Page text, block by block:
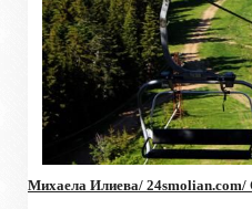
Михаела Илиева/ 24smolian.com/